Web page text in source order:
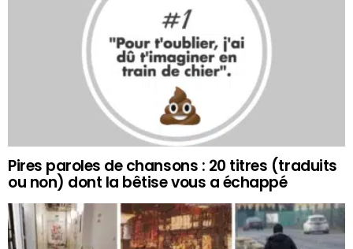
Pires paroles de chansons : 20 titres (traduits
ou non) dont la bêtise vous a échappé